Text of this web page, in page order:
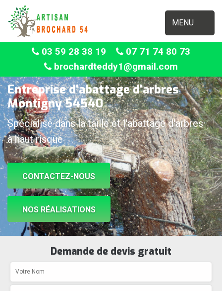
MENU
03 59 28 38 19
07 71 74 80 73
brochardteddy1@gmail.com
Entreprise d'abattage d'arbres
Montigny 54540
Spécialisé dans la taille et l'abattage d'arbres
à haut risque
CONTACTEZ-NOUS
NOS RÉALISATIONS
Demande de devis gratuit